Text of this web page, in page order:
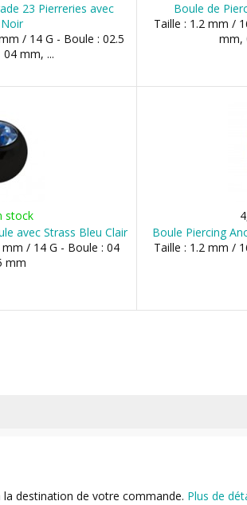
23 Pierreries avec
/ 14 G - Boule : 02.5
mm, ...
Boule de
Taille : 1.2 mm /
mm,
stock
avec Strass Bleu Clair
/ 14 G - Boule : 04
mm
Boule Piercing
Taille : 1.2 mm /
destination de votre commande. Plus de